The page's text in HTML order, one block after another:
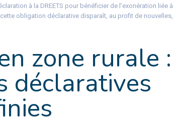
à la DREETS pour bénéficier de l’exonération liée à
obligation déclarative disparaît, au profit de nouvelles,
zone rurale :
déclaratives